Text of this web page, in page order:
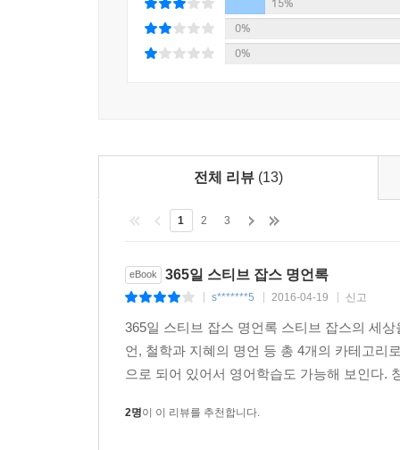
삶의 바탕 / 행복을 추구해라 / 최고의 사람들 / 간
어제 일어난 일에 대해 걱정하지 말고 함께 내일을
15%
0%
0%
전체 리뷰 (13)
1 2 3
eBook 365일 스티브 잡스 명언록
s*******5 2016-04-19 신고
365일 스티브 잡스 명언록 스티브 잡스의 세
언, 철학과 지혜의 명언 등 총 4개의 카테고리
으로 되어 있어서 영어학습도 가능해 보인다.
2명이 이 리뷰를 추천합니다.